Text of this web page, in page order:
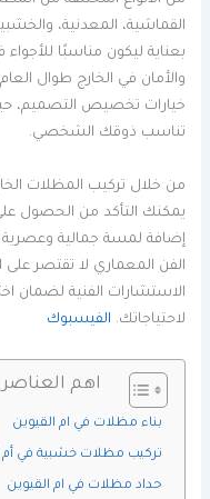
القماشية، المعدنية،
بعناية ليكون مناسبًا
والأمان في الخارج طوال
خيارات تخصيص التصميم،
تناسب ذوقك الشخصي.
من خلال تركيب المظلات
يمكنك التأكد من الحصول
إضافة لمسة جمالية
الفن المعماري لا تقتصر
الاستشارات الفنية لضمان
لاحتياجاتك. الفيسبوك
اهم العناصر
بناء مظلات في ام القيوين
تركيب مظلات خشبية في أم
حداد مظلات في ام القيوين